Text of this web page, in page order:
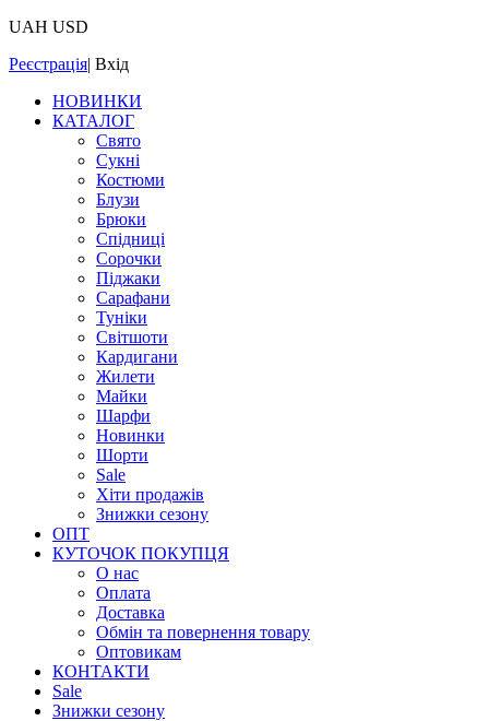
UAH USD
Реєстрація| Вхід
НОВИНКИ
КАТАЛОГ
Свято
Сукні
Костюми
Блузи
Брюки
Спідниці
Сорочки
Піджаки
Сарафани
Туніки
Світшоти
Кардигани
Жилети
Майки
Шарфи
Новинки
Шорти
Sale
Хіти продажів
Знижки сезону
ОПТ
КУТОЧОК ПОКУПЦЯ
О нас
Оплата
Доставка
Обмін та повернення товару
Оптовикам
КОНТАКТИ
Sale
Знижки сезону